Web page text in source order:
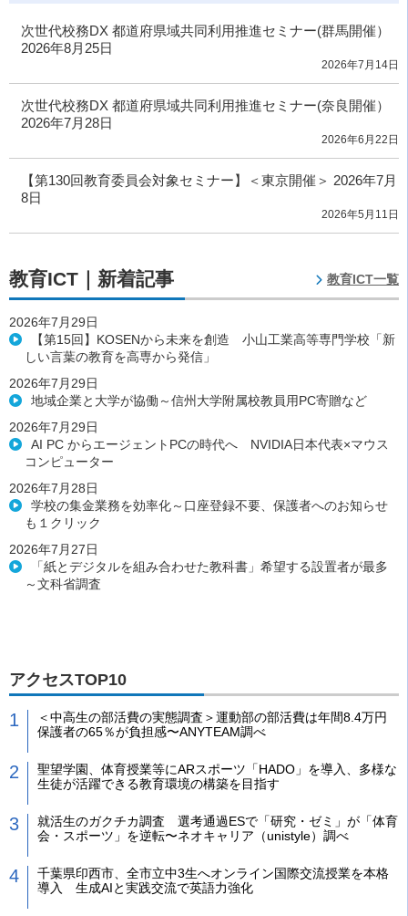
次世代校務DX 都道府県域共同利用推進セミナー(群馬開催）
2026年8月25日
2026年7月14日
次世代校務DX 都道府県域共同利用推進セミナー(奈良開催）
2026年7月28日
2026年6月22日
【第130回教育委員会対象セミナー】＜東京開催＞ 2026年7月
8日
2026年5月11日
教育ICT｜新着記事 教育ICT一覧
2026年7月29日
【第15回】KOSENから未来を創造 小山工業高等専門学校「新
しい言葉の教育を高専から発信」
2026年7月29日
地域企業と大学が協働～信州大学附属校教員用PC寄贈など
2026年7月29日
AI PC からエージェントPCの時代へ NVIDIA日本代表×マウス
コンピューター
2026年7月28日
学校の集金業務を効率化～口座登録不要、保護者へのお知らせ
も１クリック
2026年7月27日
「紙とデジタルを組み合わせた教科書」希望する設置者が最多
～文科省調査
アクセスTOP10
＜中高生の部活費の実態調査＞運動部の部活費は年間8.4万円
保護者の65％が負担感〜ANYTEAM調べ
聖望学園、体育授業等にARスポーツ「HADO」を導入、多様な
生徒が活躍できる教育環境の構築を目指す
就活生のガクチカ調査 選考通過ESで「研究・ゼミ」が「体育
会・スポーツ」を逆転〜ネオキャリア（unistyle）調べ
千葉県印西市、全市立中3生へオンライン国際交流授業を本格
導入 生成AIと実践交流で英語力強化